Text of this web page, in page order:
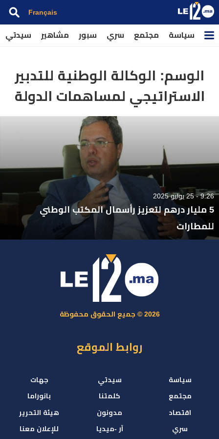
Français
سياسة مجتمع سري سبور مشاهير سيدتي
الوسم: الوكالة الوطنية للتدبير
الاستراتيجي لمساهمات الدولة
9:26 - 25 يوليو 2025
5 مليار درهم لتعزيز رأسمال المكتب الوطني
للمطارات
2026 © جميع الحقوق محفوظة
روابط الموقع
سياسة
مجتمع
اقتصاد
سري
سيدتي
كلمتنا
مدونون
آر -ميديا
جهات
بانوراما
هيئة التحرير
للإعلان معنا